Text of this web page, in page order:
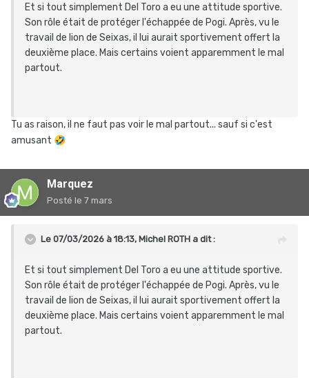
Et si tout simplement Del Toro a eu une attitude sportive.
Son rôle était de protéger l'échappée de Pogi. Après, vu le
travail de lion de Seixas, il lui aurait sportivement offert la
deuxième place. Mais certains voient apparemment le mal
partout.
Tu as raison, il ne faut pas voir le mal partout... sauf si c'est
amusant 🤣
Marquez
Posté le 7 mars
Le 07/03/2026 à 18:13, Michel ROTH a dit :
Et si tout simplement Del Toro a eu une attitude sportive.
Son rôle était de protéger l'échappée de Pogi. Après, vu le
travail de lion de Seixas, il lui aurait sportivement offert la
deuxième place. Mais certains voient apparemment le mal
partout.